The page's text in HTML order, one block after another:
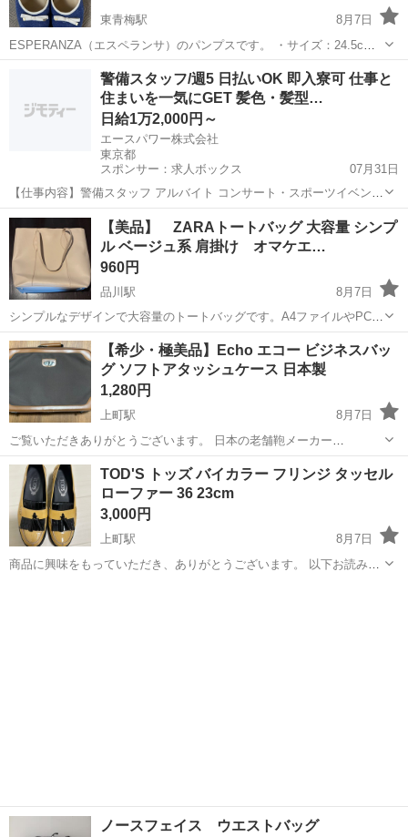
東青梅駅
8月7日
ESPERANZA（エスペランサ）のパンプスです。 ・サイズ：24.5cm
・カラー：ブルー（ラメ入り）×ホワイトリボン 中古品のため、使用
に伴う小傷やソールの汚れ・擦れがあります。 状態は写真でご確認く
青梅市 東青梅駅 靴
警備スタッフ/週5 日払いOK 即入寮可 仕事と
住まいを一気にGET 髪色・髪型…
日給1万2,000円～
エースパワー株式会社
東京都
スポンサー：求人ボックス
07月31日
【仕事内容】警備スタッフ アルバイト コンサート・スポーツイベン
ト・展示会などのイベントや、 工事現場周辺で警備・交通誘導をして
いただきます。 経験者の方はもちろん、未経験者の方も積極的に採用
中! 難しいスキルは不要! 基本的なル...
アルバイト・パート
【美品】 ZARAトートバッグ 大容量 シンプ
ル ベージュ系 肩掛け オマケエ…
960円
品川駅
8月7日
シンプルなデザインで大容量のトートバッグです。A4ファイルやPCな
ども収納可能で、通勤・通学にもおすすめです。目立った傷や汚れは
なく、きれいな状態です。 【カテゴリ】トートバッグ 【商品の状態】
目立った傷や汚れなし ...
東京 港区 品川駅 バッグ
【希少・極美品】Echo エコー ビジネスバッ
グ ソフトアタッシュケース 日本製
1,280円
上町駅
8月7日
ご覧いただきありがとうございます。 日本の老舗鞄メーカー
「IKETEI（イケテイ）」が手掛けていた本格ビジネスバッグブランド
「Echo（エコー）」のソフトアタッシュケース（ブリーフケース）で
す。 熟練の職人によって作られた「...
東京 世田谷区 上町駅 バッグ
TOD'S トッズ バイカラー フリンジ タッセル
ローファー 36 23cm
3,000円
上町駅
8月7日
商品に興味をもっていただき、ありがとうございます。 以下お読みい
ノースフェイス ウエストバッグ